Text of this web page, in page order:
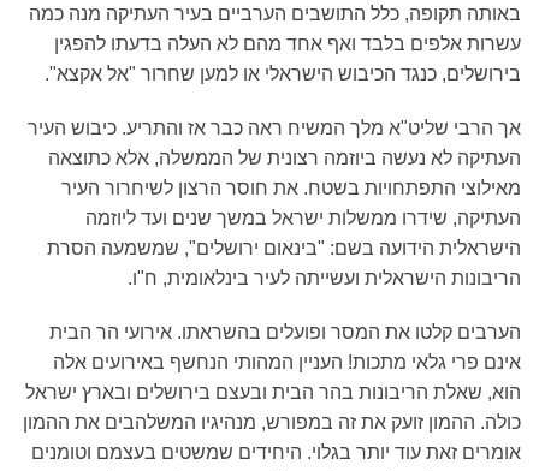
באותה תקופה, כלל התושבים הערביים בעיר העתיקה מנה כמה
עשרות אלפים בלבד ואף אחד מהם לא העלה בדעתו להפגין
בירושלים, כנגד הכיבוש הישראלי או למען שחרור "אל אקצא".
אך הרבי שליט"א מלך המשיח ראה כבר אז והתריע. כיבוש העיר
העתיקה לא נעשה ביוזמה רצונית של הממשלה, אלא כתוצאה
מאילוצי התפתחויות בשטח. את חוסר הרצון לשיחרור העיר
העתיקה, שידרו ממשלות ישראל במשך שנים ועד ליוזמה
הישראלית הידועה בשם: "בינאום ירושלים", שמשמעה הסרת
הריבונות הישראלית ועשייתה לעיר בינלאומית, ח"ו.
הערבים קלטו את המסר ופועלים בהשראתו. אירועי הר הבית
אינם פרי גלאי מתכות! העניין המהותי הנחשף באירועים אלה
הוא, שאלת הריבונות בהר הבית ובעצם בירושלים ובארץ ישראל
כולה. ההמון זועק את זה במפורש, מנהיגיו המשלהבים את ההמון
אומרים זאת עוד יותר בגלוי. היחידים שמשטים בעצמם וטומנים